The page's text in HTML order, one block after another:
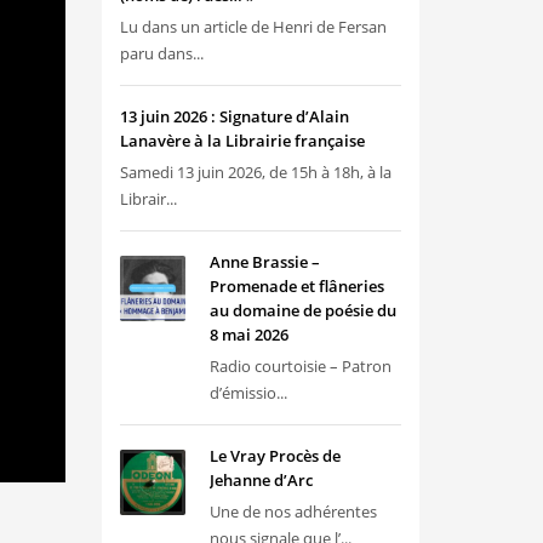
Lu dans un article de Henri de Fersan
paru dans...
13 juin 2026 : Signature d’Alain
Lanavère à la Librairie française
Samedi 13 juin 2026, de 15h à 18h, à la
Librair...
Anne Brassie –
Promenade et flâneries
au domaine de poésie du
8 mai 2026
Radio courtoisie – Patron
d’émissio...
Le Vray Procès de
Jehanne d’Arc
Une de nos adhérentes
nous signale que l’...